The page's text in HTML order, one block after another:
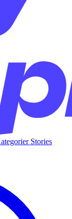
Stories